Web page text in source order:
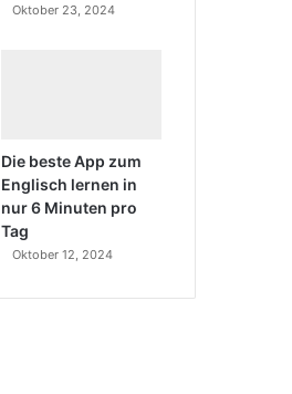
Oktober 23, 2024
Die beste App zum
Englisch lernen in
nur 6 Minuten pro
Tag
Oktober 12, 2024